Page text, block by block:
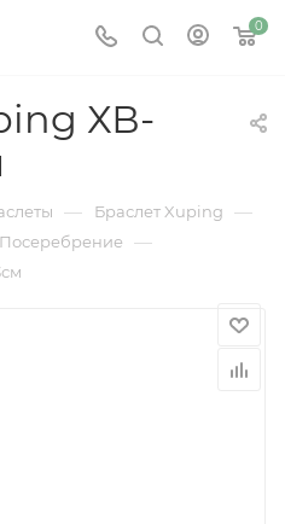
0
ХВ-
— Браслет Xuping —
Посеребрение —